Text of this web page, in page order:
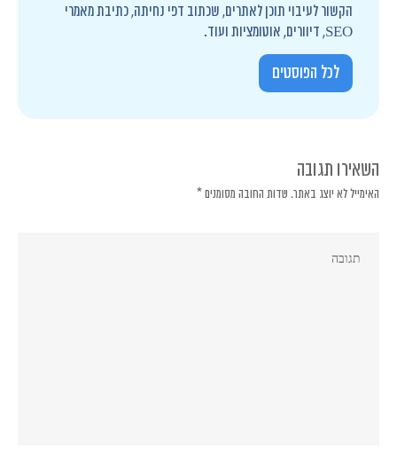
הקשור לעיבוי תוכן לאתרים, שכתוב דפי נחיתה, כתיבת מאמרי
SEO, דיוורים, אוטומציות ועוד.
לכל הפוסטים
השאירו תגובה
האימייל לא יוצג באתר. שדות החובה מסומנים *